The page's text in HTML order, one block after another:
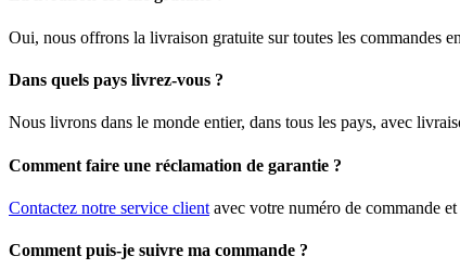
Oui, nous offrons la livraison gratuite sur toutes les commandes
Dans quels pays livrez-vous ?
Nous livrons dans le monde entier, dans tous les pays, avec
Comment faire une réclamation de garantie ?
Contactez notre service client avec votre numéro de commande
Comment puis-je suivre ma commande ?